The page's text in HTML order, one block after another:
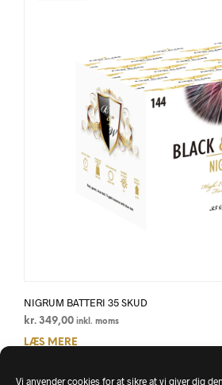
Vi anvender cookies for at sikre at vi giver dig
NIGRUM BATTERI 35 SKUD
kr. 349,00 inkl. moms
LÆS MERE